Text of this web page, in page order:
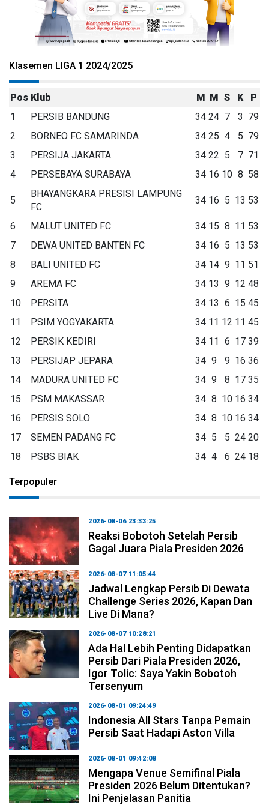
Klasemen LIGA 1 2024/2025
Pos Klub M M S K
P
1
PERSIB BANDUNG 34 24 7 3 79
2
BORNEO FC SAMARINDA 34 25 4 5 79
3
PERSIJA JAKARTA 34 22 5 7 71
4
PERSEBAYA SURABAYA 34 16 10 8 58
5
BHAYANGKARA PRESISI LAMPUNG
FC
34 16 5 13 53
6 MALUT UNITED FC 34 15 8 11 53
7
DEWA UNITED BANTEN FC 34 16 5 13 53
8
BALI UNITED FC 34 14 9 11 51
9
AREMA FC 34 13 9 12 48
10
PERSITA 34 13 6 15 45
11
PSIM YOGYAKARTA 34 11 12 11 45
12
PERSIK KEDIRI 34 11 6 17 39
13
PERSIJAP JEPARA 34 9 9 16 36
14
MADURA UNITED FC 34 9 8 17 35
15
PSM MAKASSAR 34 8 10 16 34
16
PERSIS SOLO 34 8 10 16 34
17
SEMEN PADANG FC 34 5 5 24 20
18
PSBS BIAK 34 4 6 24 18
Terpopuler
2026-08-06 23:33:25
Reaksi Bobotoh Setelah Persib
Gagal Juara Piala Presiden 2026
2026-08-07 11:05:44
Jadwal Lengkap Persib Di Dewata
Challenge Series 2026, Kapan Dan
Live Di Mana?
2026-08-07 10:28:21
Ada Hal Lebih Penting Didapatkan
Persib Dari Piala Presiden 2026,
Igor Tolic: Saya Yakin Bobotoh
Tersenyum
2026-08-01 09:24:49
Indonesia All Stars Tanpa Pemain
Persib Saat Hadapi Aston Villa
2026-08-01 09:42:08
Mengapa Venue Semifinal Piala
Presiden 2026 Belum Ditentukan?
Ini Penjelasan Panitia